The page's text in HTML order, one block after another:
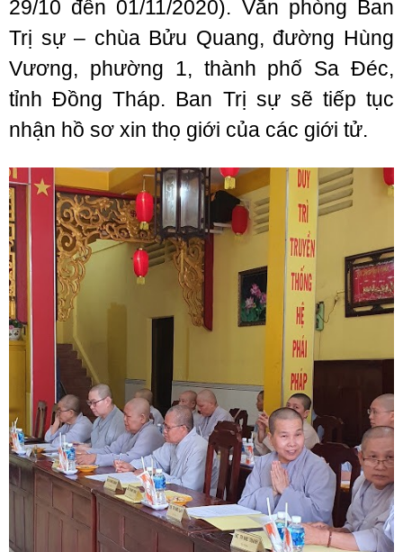
29/10 đến 01/11/2020). Văn phòng Ban
Trị sự – chùa Bửu Quang, đường Hùng
Vương, phường 1, thành phố Sa Đéc,
tỉnh Đồng Tháp. Ban Trị sự sẽ tiếp tục
nhận hồ sơ xin thọ giới của các giới tử.